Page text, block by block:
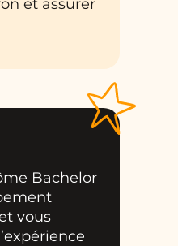
et assurer
Bachelor
vous